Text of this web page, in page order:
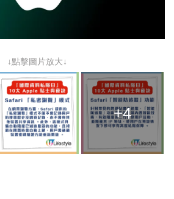
↓點擊圖片放大↓
+4